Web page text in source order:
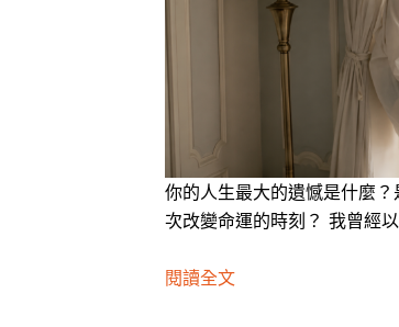
你的人生最大的遺憾是什麼
次改變命運的時刻？ 我曾經
閱讀全文